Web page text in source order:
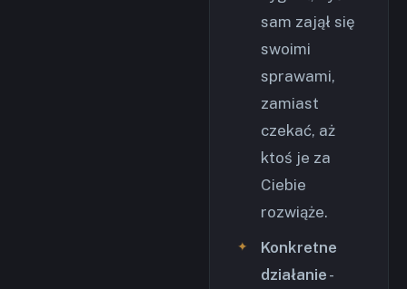
sam zajął się
swoimi
sprawami,
zamiast
czekać, aż
ktoś je za
Ciebie
rozwiąże.
Konkretne
działanie -